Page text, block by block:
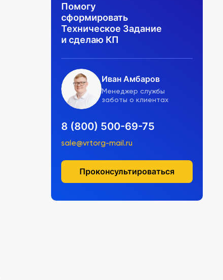
Помогу
сформировать
Техническое Задание
и сделаю КП
Иван Амбаров
Менеджер службы
заботы о клиентах
8 (800) 500-69-75
sale@vrtorg-mail.ru
Проконсультироваться